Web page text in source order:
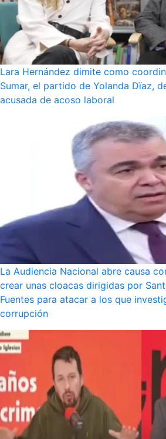
Lara Hernández dimite como
Sumar, el partido de Yolanda Dïaz,
acusada de acoso laboral
La Audiencia Nacional abre causa
crear unas cloacas dirigidas por
Fuentes para atacar a los que
corrupción